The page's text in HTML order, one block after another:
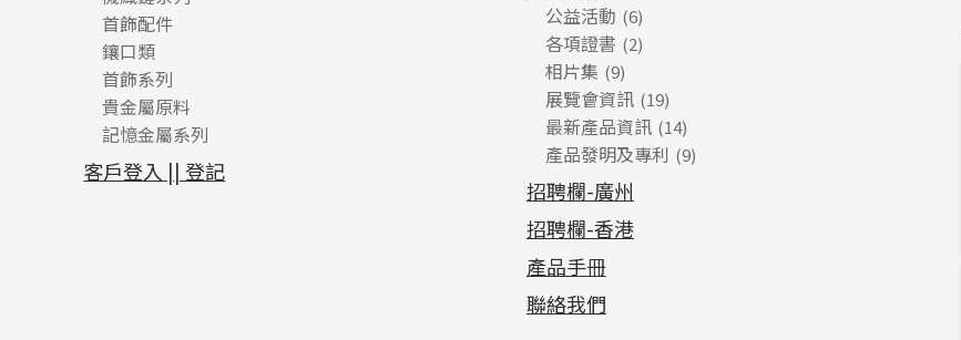
珠仔鏈
镶口链
管狀網鏈
十字車花鏈系列
十字閃O鏈系列
十字錘打鏈系列
側身車花鏈系列
首飾配件
耳環類配件
卷迫系列
螺絲迫系列
梅花迫系列
平臺迫系列
綫拍系列
鏈類配件
動感車花吊墜
調節珠系列
生圈扣系列
龍蝦扣系列
其他類配件
珠盤系列
袖口鈕系列
焊片及鐳射綫
珠類配件
無孔光身珠
空心光身珠
鑲口類
四爪頭系列
六爪頭系列
車花片
動感車花片
鑲口戒指
首飾系列
手镯系列
戒指系列
空心耳環
空心车花管首饰链
貴金屬原料
千足金
記憶金屬系列
記憶戒指
拉簧珠珠手鏈
客戶登入 || 登記
公益活動 (6)
各項證書 (2)
相片集 (9)
展覽會資訊 (19)
最新產品資訊 (14)
產品發明及專利 (9)
招聘欄-廣州
招聘欄-香港
產品手冊
聯絡我們